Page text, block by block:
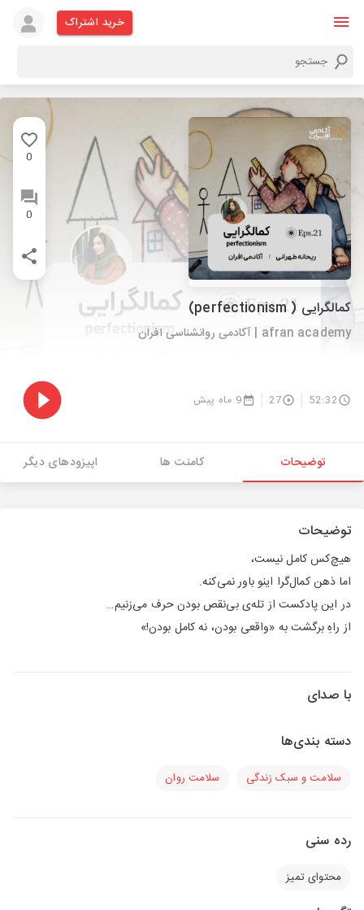
خرید اشتراک
0
0
کمالگرایی ( perfectionism)
afran academy | آکادمی روانشناسی افران
52:32
27 9 ماه پیش
توضیحات کامنت ها اپیزودهای دیگر
توضیحات
هیچ‌کس کامل نیست،
اما ذهن کمال‌گرا اینو باور نمی‌کنه.
در این پادکست از تله‌ی بی‌نقص بودن حرف می‌زنیم…
از راهِ برگشت به «واقعی بودن، نه کامل بودن!»
با صدای
دسته بندی‌ها
سلامت و سبک زندگی سلامت روان
رده سنی
محتوای تمیز